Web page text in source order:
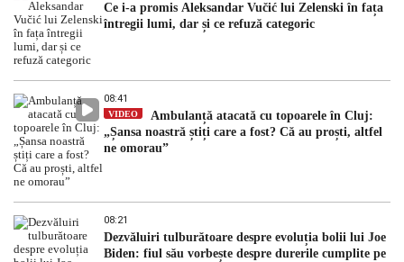
Ce i-a promis Aleksandar Vučić lui Zelenski în fața
întregii lumi, dar și ce refuză categoric
08:41
VIDEO
Ambulanță atacată cu topoarele în Cluj:
„Șansa noastră știți care a fost? Că au proști, altfel
ne omorau”
08:21
Dezvăluiri tulburătoare despre evoluția bolii lui Joe
Biden: fiul său vorbește despre durerile cumplite pe